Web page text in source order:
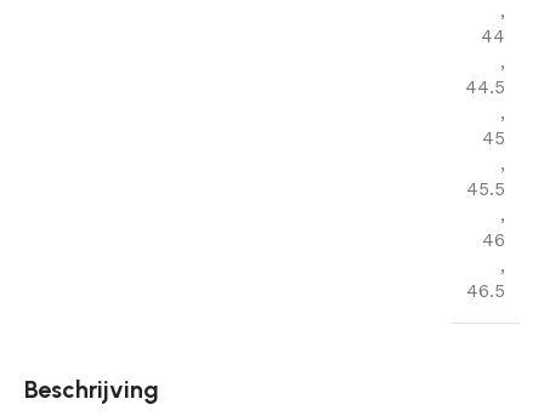
,
44
,
44.5
,
45
,
45.5
,
46
,
46.5
Beschrijving